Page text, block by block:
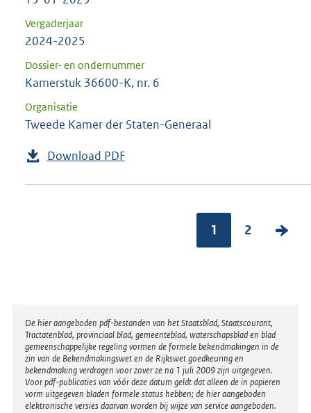
Vergaderjaar
2024-2025
Dossier- en ondernummer
Kamerstuk 36600-K, nr. 6
Organisatie
Tweede Kamer der Staten-Generaal
Download PDF
1 2
V
Disclaimer
De hier aangeboden pdf-bestanden van het Staatsblad, Staatscourant,
Tractatenblad, provinciaal blad, gemeenteblad, waterschapsblad en blad
gemeenschappelijke regeling vormen de formele bekendmakingen in de
zin van de Bekendmakingswet en de Rijkswet goedkeuring en
bekendmaking verdragen voor zover ze na 1 juli 2009 zijn uitgegeven.
Voor pdf-publicaties van vóór deze datum geldt dat alleen de in papieren
vorm uitgegeven bladen formele status hebben; de hier aangeboden
elektronische versies daarvan worden bij wijze van service aangeboden.